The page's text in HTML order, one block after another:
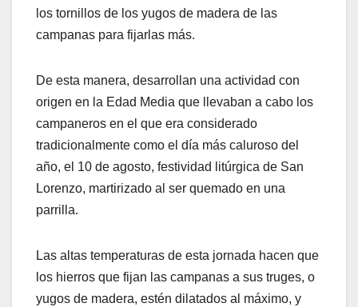
los tornillos de los yugos de madera de las
campanas para fijarlas más.
De esta manera, desarrollan una actividad con
origen en la Edad Media que llevaban a cabo los
campaneros en el que era considerado
tradicionalmente como el día más caluroso del
año, el 10 de agosto, festividad litúrgica de San
Lorenzo, martirizado al ser quemado en una
parrilla.
Las altas temperaturas de esta jornada hacen que
los hierros que fijan las campanas a sus truges, o
yugos de madera, estén dilatados al máximo, y